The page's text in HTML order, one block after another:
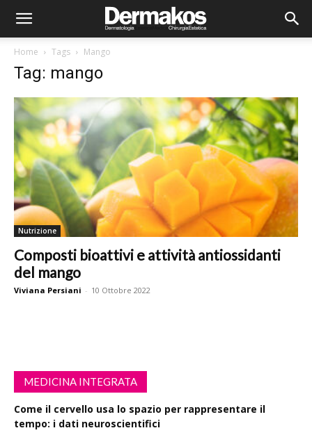
Home Tags Mango
Tag: mango
Nutrizione
Composti bioattivi e attività antiossidanti
del mango
Viviana Persiani - 10 Ottobre 2022
MEDICINA INTEGRATA
Come il cervello usa lo spazio per rappresentare il
tempo: i dati neuroscientifici